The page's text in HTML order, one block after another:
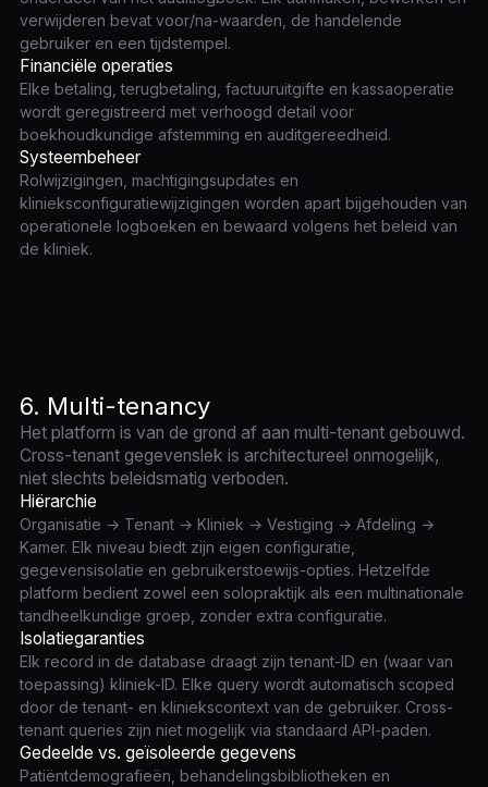
verwijderen bevat voor/na-waarden, de handelende
gebruiker en een tijdstempel.
Financiële operaties
Elke betaling, terugbetaling, factuuruitgifte en kassaoperatie
wordt geregistreerd met verhoogd detail voor
boekhoudkundige afstemming en auditgereedheid.
Systeembeheer
Rolwijzigingen, machtigingsupdates en
klinieksconfiguratiewijzigingen worden apart bijgehouden van
operationele logboeken en bewaard volgens het beleid van
de kliniek.
6. Multi-tenancy
Het platform is van de grond af aan multi-tenant gebouwd.
Cross-tenant gegevenslek is architectureel onmogelijk,
niet slechts beleidsmatig verboden.
Hiërarchie
Organisatie → Tenant → Kliniek → Vestiging → Afdeling →
Kamer. Elk niveau biedt zijn eigen configuratie,
gegevensisolatie en gebruikerstoewijs-opties. Hetzelfde
platform bedient zowel een solopraktijk als een multinationale
tandheelkundige groep, zonder extra configuratie.
Isolatiegaranties
Elk record in de database draagt zijn tenant-ID en (waar van
toepassing) kliniek-ID. Elke query wordt automatisch scoped
door de tenant- en kliniekscontext van de gebruiker. Cross-
tenant queries zijn niet mogelijk via standaard API-paden.
Gedeelde vs. geïsoleerde gegevens
Patiëntdemografieën, behandelingsbibliotheken en